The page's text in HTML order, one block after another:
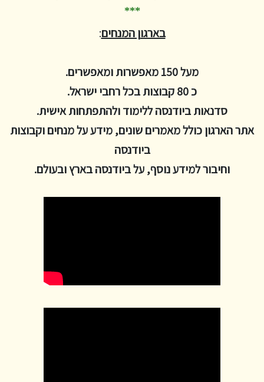
***
בארגון המנחים:
מעל 150 מאפשרות ומאפשרים.
כ 80 קבוצות בכל רחבי ישראל.
סדנאות ביודנסה ללימוד ולהתפתחות אישית.
אתר הארגון כולל מאמרים שונים, מידע על מנחים וקבוצות
ביודנסה
וחיבור למידע נוסף, על ביודנסה בארץ ובעולם.